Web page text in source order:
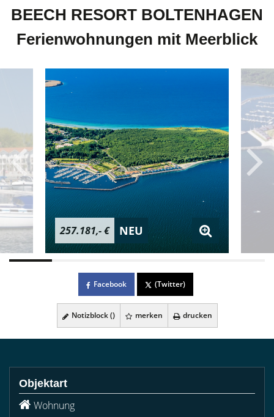
BEECH RESORT BOLTENHAGEN
Ferienwohnungen mit Meerblick
257.181,- € NEU
Facebook (Twitter)
Notizblock () merken drucken
Objektart
Wohnung